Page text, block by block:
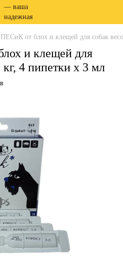
от блох и клещей для собак
и клещей для
4 пипетки х 3 мл